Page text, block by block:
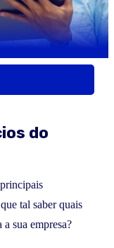
do
tal saber quais
sua empresa?